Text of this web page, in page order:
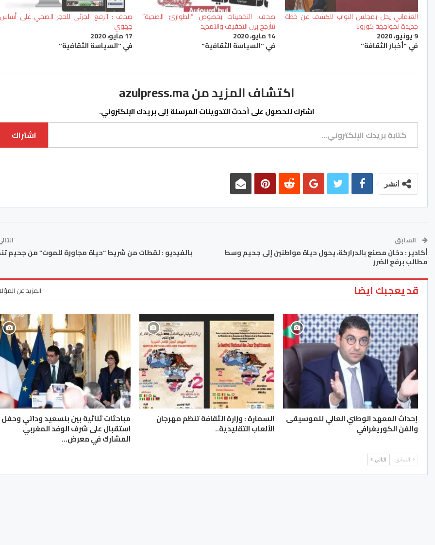
العثماني يحل بمجلس النواب للكشف عن خطة
جديدة لمواجهة كورونا
9 يونيو، 2020
في "أخبار الثقافة"
صحف: التخمينات بخصوص “الطوارئ الصحية”
تتأرجح بين التخفيف والتمديد
14 مايو، 2020
في "السياسة الثقافية"
صحف : الرفع الجزئي للحجر الصحي على أساس
جهوي
17 مايو، 2020
في "السياسة الثقافية"
اكتشاف المزيد من azulpress.ma
اشترك للحصول على أحدث التدوينات المرسلة إلى بريدك الإلكتروني.
كتابة بريدك الإلكتروني...
اشتراك
انشر
السابق
أكادير : دخان مصنع بالدراركة، يحول حياة مواطنين إلى جحيم وسط
مطالب برفع الضرر
بالفيديو : لقطات من شريط “حياة مجاورة للموت” من جحيم
قد يعجبك ايضا المزيد عن
إحداث المعهد الوطني العالي للموسيقى
والفن الكوريغرافي
السمارة : وزارة الثقافة تنظم مهرجان
الألعاب التقليدية..
مباحثات ثنائية بين بنسعيد وداتي وحفل
استقبال على شرف الوفد المغربي
المشارك في معرض…
السابق التالي